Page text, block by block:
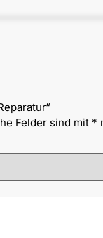
Felder sind mit *